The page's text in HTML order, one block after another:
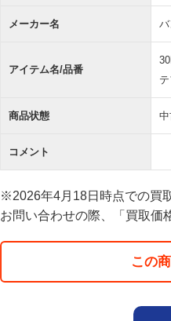
メーカー名 バ
アイテム名/品番
商品状態
コメント
※2026年4月18日時点での買
お問い合わせの際、「買取価
この